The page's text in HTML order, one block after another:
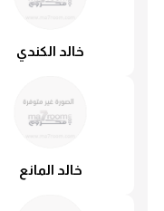
خالد الكندي
خالد المانع